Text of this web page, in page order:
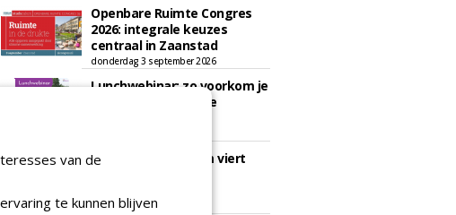
Openbare Ruimte Congres
2026: integrale keuzes
centraal in Zaanstad
donderdag 3 september 2026
Lunchwebinar: zo voorkom je
dat natuurinclusieve
Rooftop Symposium viert
vrijdag 18 september 2026
van de
te kunnen blijven